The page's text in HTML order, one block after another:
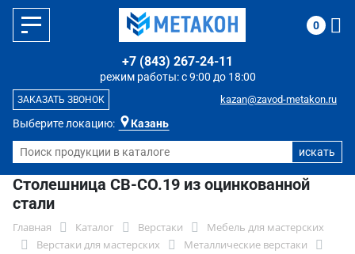
Выберите локацию: Казань
режим работы: с 9:00 до 18:00
+7 (843) 267-24-11
kazan@zavod-metakon.ru
ЗАКАЗАТЬ ЗВОНОК
0
Столешница СВ-СО.19 из оцинкованной
стали
Главная Каталог Верстаки
Мебель для мастерских
Верстаки для мастерских
Металлические верстаки